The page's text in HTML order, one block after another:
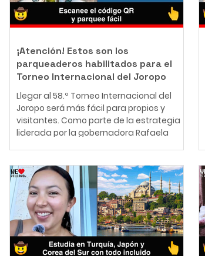
¡Atención! Estos son los
parqueaderos habilitados para el
Torneo Internacional del Joropo
Llegar al 58.º Torneo Internacional del
Joropo será más fácil para propios y
visitantes. Como parte de la estrategia
liderada por la gobernadora Rafaela
fiesta cultural del Llano, la Gobernación
del Meta articuló con ocho parqueaderos
privados de Villavicencio una alternativa
que facilitará el acceso vehicular a los
principales escenarios del evento. La
iniciativa permitirá a los asistentes
planificar